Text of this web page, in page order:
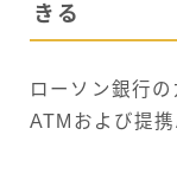
きる
ローソン銀行
ATMおよび提